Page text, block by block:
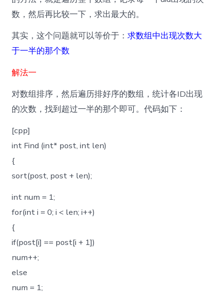
数，然后再比较一下，求出最大的。
其实，这个问题就可以等价于：求数组中出现次数大
于一半的那个数
解法一
对数组排序，然后遍历排好序的数组，统计各ID出现
的次数，找到超过一半的那个即可。代码如下：
[cpp]
int Find (int* post, int len)
{
sort(post, post + len);
int num = 1;
for(int i = 0; i < len; i++)
{
if(post[i] == post[i + 1])
num++;
else
num = 1;